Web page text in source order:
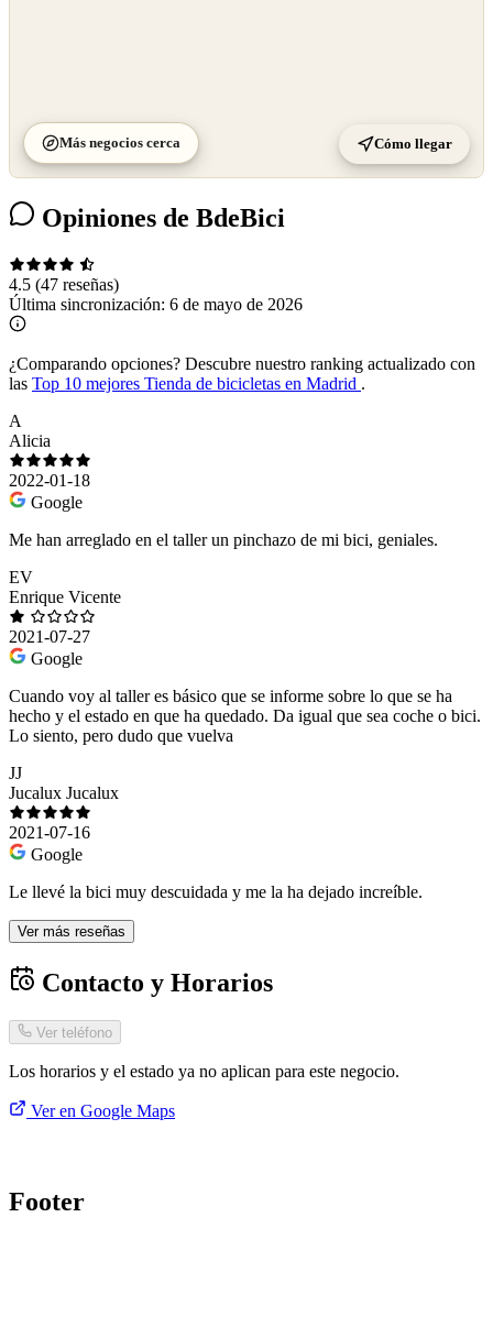
Más negocios cerca Cómo llegar
Opiniones de BdeBici
4.5 (47 reseñas)
Última sincronización: 6 de mayo de 2026
¿Comparando opciones? Descubre nuestro ranking actualizado con
las Top 10 mejores Tienda de bicicletas en Madrid .
A
Alicia
2022-01-18
Google
Me han arreglado en el taller un pinchazo de mi bici, geniales.
EV
Enrique Vicente
2021-07-27
Google
Cuando voy al taller es básico que se informe sobre lo que se ha
hecho y el estado en que ha quedado. Da igual que sea coche o bici.
Lo siento, pero dudo que vuelva
JJ
Jucalux Jucalux
2021-07-16
Google
Le llevé la bici muy descuidada y me la ha dejado increíble.
Ver más reseñas
Contacto y Horarios
Ver teléfono
Los horarios y el estado ya no aplican para este negocio.
Ver en Google Maps
Footer